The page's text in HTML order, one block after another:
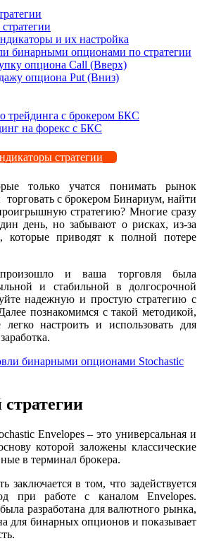
и их настройка
бинарными опционами по стратегии
опциона Call (Вверх)
опциона Put (Вниз)
трейдинга с брокером БКС
на форекс с БКС
стратегии
только учатся понимать рынок
с брокером Бинариум, найти
стратегию? Многие сразу
день, но забывают о рисках, из-за
которые приводят к полной потере
и ваша торговля была
и стабильной в долгосрочной
надежную и простую стратегию с
познакомимся с такой методикой,
настроить и использовать для
стратегии
Envelopes – это универсальная и
которой заложены классические
в терминал брокера.
заключается в том, что задействуется
при работе с каналом Envelopes.
разработана для валютного рынка,
для бинарных опционов и показывает